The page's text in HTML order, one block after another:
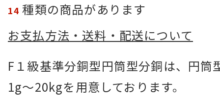
14 種類の商品があります
お支払方法・送料・配送について
F１級基準分銅型円筒型分銅は、円筒
1g～20kgを用意しております。